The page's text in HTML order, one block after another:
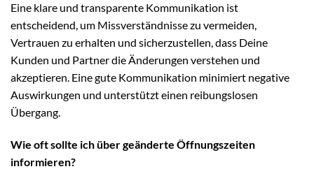
Eine klare und transparente Kommunikation ist
entscheidend, um Missverständnisse zu vermeiden,
Vertrauen zu erhalten und sicherzustellen, dass Deine
Kunden und Partner die Änderungen verstehen und
akzeptieren. Eine gute Kommunikation minimiert negative
Auswirkungen und unterstützt einen reibungslosen
Übergang.
Wie oft sollte ich über geänderte Öffnungszeiten
informieren?